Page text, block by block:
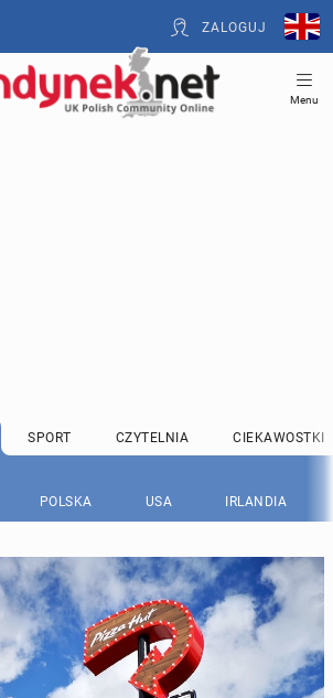
ZALOGUJ
Menu
SPORT CZYTELNIA CIEKAWOSTKI
POLSKA USA IRLANDIA